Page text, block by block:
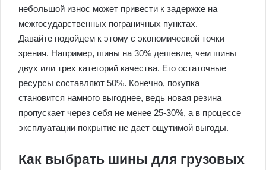
небольшой износ может привести к задержке на
межгосударственных пограничных пунктах.
Давайте подойдем к этому с экономической точки
зрения. Например, шины на 30% дешевле, чем шины
двух или трех категорий качества. Его остаточные
ресурсы составляют 50%. Конечно, покупка
становится намного выгоднее, ведь новая резина
пропускает через себя не менее 25-30%, а в процессе
эксплуатации покрытие не дает ощутимой выгоды.
Как выбрать шины для грузовых